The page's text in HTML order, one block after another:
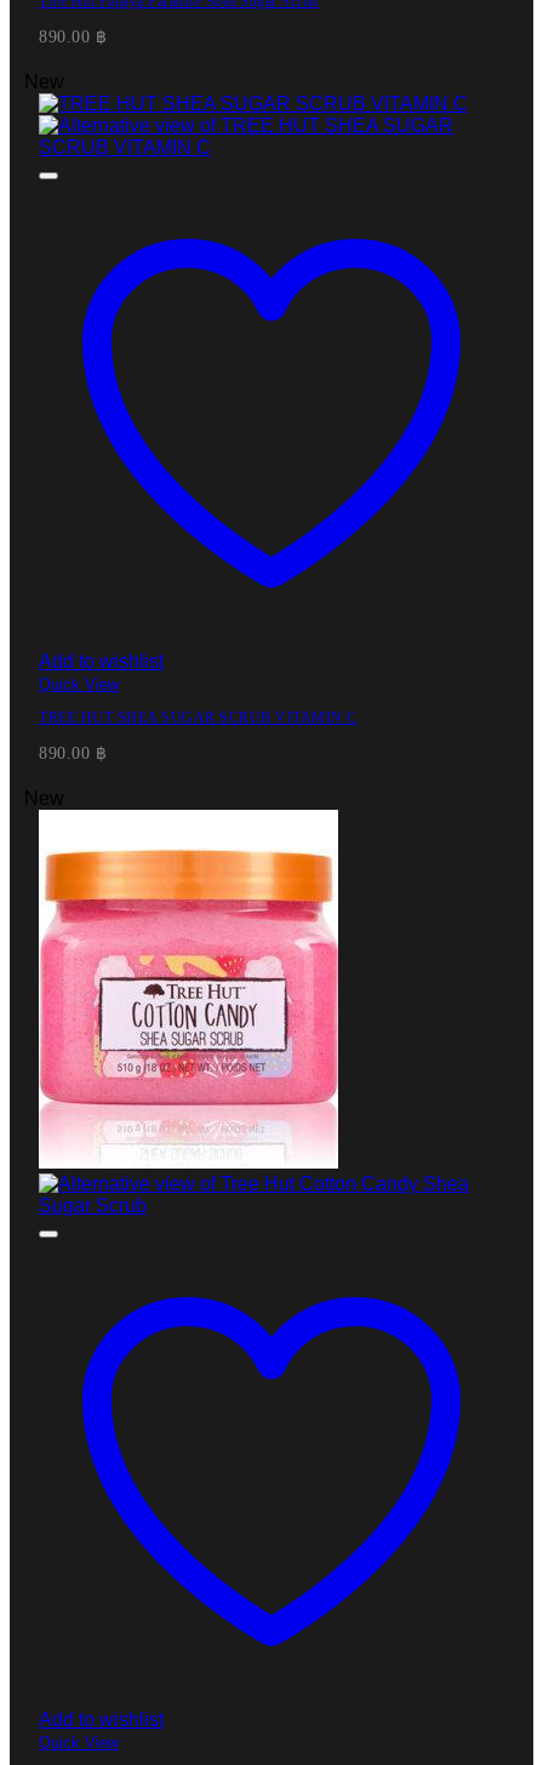
890.00 ฿
New
Add to wishlist
Quick View
TREE HUT SHEA SUGAR SCRUB VITAMIN C
890.00 ฿
New
Add to wishlist
Quick View